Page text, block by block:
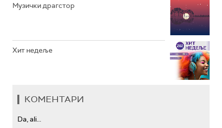
Музички драгстор
Хит недеље
КОМЕНТАРИ
Da, ali...